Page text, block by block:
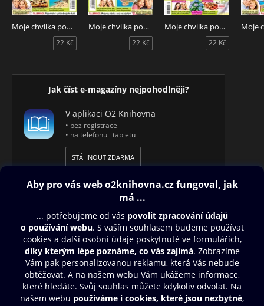
Moje chvilka pohody 32/2026
22 Kč
Moje chvilka pohody 31/2026
22 Kč
Moje chvilka pohody 30/2026
22 Kč
Jak číst e-magazíny nejpohodlněji?
V aplikaci O2 Knihovna
• bez registrace
• na telefonu i tabletu
STÁHNOUT ZDARMA
Obsah ke stažení
Moje O2 Knihovna
Další zábava